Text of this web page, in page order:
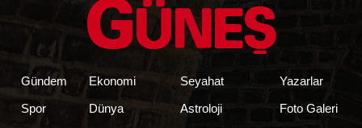
Gündem
Spor
Ekonomi
Dünya
Seyahat
Astroloji
Yazarlar
Foto Galeri